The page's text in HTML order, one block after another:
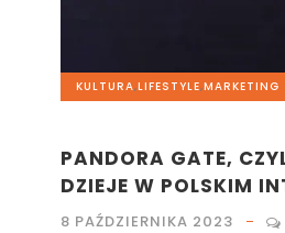
KULTURA,LIFESTYLE,MARKETING
PANDORA GATE,
DZIEJE W POLSKIM
8 PAŹDZIERNIKA 2023